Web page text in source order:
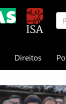
Direitos